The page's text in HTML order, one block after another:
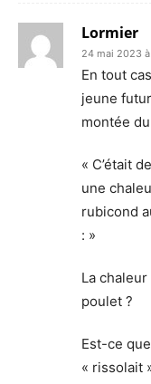
Lormier
24 mai 2023 à
En tout
jeune
montée
« C’était
une
rubicond
: »
La
poulet ?
Est-ce
« rissolait